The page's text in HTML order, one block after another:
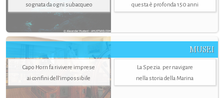
sognata da ogni subacqueo
questa è profonda 150 anni
MUSEI
Capo Horn fa rivivere imprese
ai confini dell’impossibile
La Spezia. per navigare
nella storia della Marina